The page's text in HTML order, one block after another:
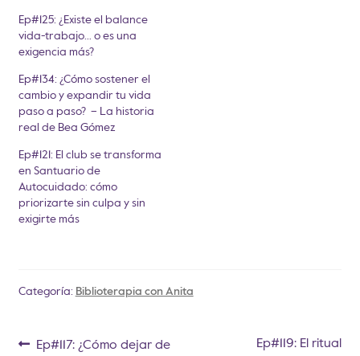
Ep#125: ¿Existe el balance
vida-trabajo… o es una
exigencia más?
Ep#134: ¿Cómo sostener el
cambio y expandir tu vida
paso a paso? – La historia
real de Bea Gómez
Ep#121: El club se transforma
en Santuario de
Autocuidado: cómo
priorizarte sin culpa y sin
exigirte más
Categoría: Biblioterapia con Anita
Ep#117: ¿Cómo dejar de Ep#119: El ritual